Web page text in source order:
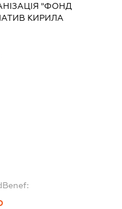
"ФОНД
КИРИЛА